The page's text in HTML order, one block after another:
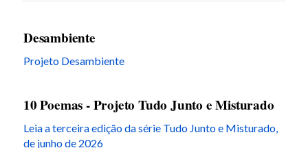
Desambiente
Projeto Desambiente
10 Poemas - Projeto Tudo Junto e Misturado
Leia a terceira edição da série Tudo Junto e Misturado,
de junho de 2026